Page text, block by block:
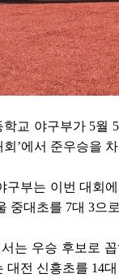
학교 야구부가 5월
회’에서 준우승을
구부는 이번 대회
중대초를 7대 3으
는 우승 후보로
대전 신흥초를 14